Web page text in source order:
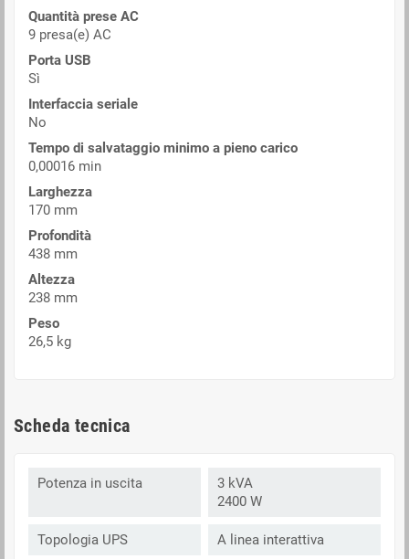
Quantità prese AC
9 presa(e) AC
Porta USB
Sì
Interfaccia seriale
No
Tempo di salvataggio minimo a pieno carico
0,00016 min
Larghezza
170 mm
Profondità
438 mm
Altezza
238 mm
Peso
26,5 kg
Scheda tecnica
Potenza in uscita
3 kVA
2400 W
Topologia UPS A linea interattiva